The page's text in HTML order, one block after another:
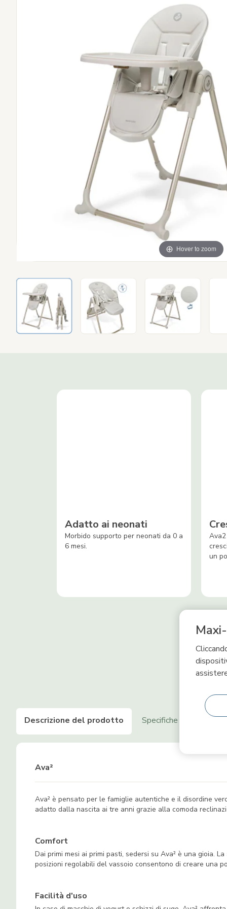
Descrizione del prodotto
Ava²
Ava² è pensato per le famiglie autentiche e il disordine
adatto dalla nascita ai tre anni grazie alla comoda
Comfort
Dai primi mesi ai primi pasti, sedersi su Ava² è una gioia.
posizioni regolabili del vassoio consentono di creare una
Facilità d'uso
Specifiche
Hover to zoom
Adatto ai neonati
Morbido supporto per neonati da 0 a
6 mesi.
un